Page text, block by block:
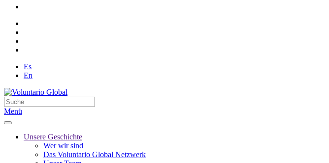
Es
En
Menü
Unsere Geschichte
Wer wir sind
Das Voluntario Global Netzwerk